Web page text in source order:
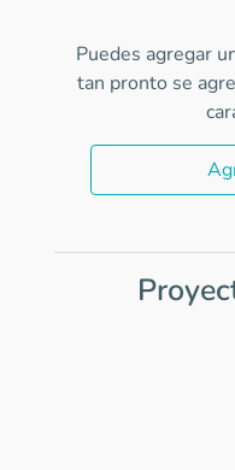
Puedes agregar
tan pronto se